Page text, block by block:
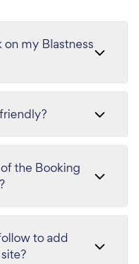
my Blastness
the Booking
to add